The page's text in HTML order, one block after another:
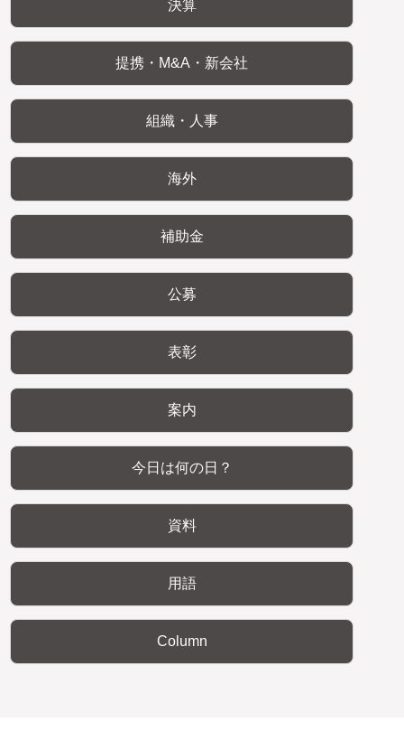
決算
提携・M&A・新会社
組織・人事
海外
補助金
公募
表彰
案内
今日は何の日？
資料
用語
Column